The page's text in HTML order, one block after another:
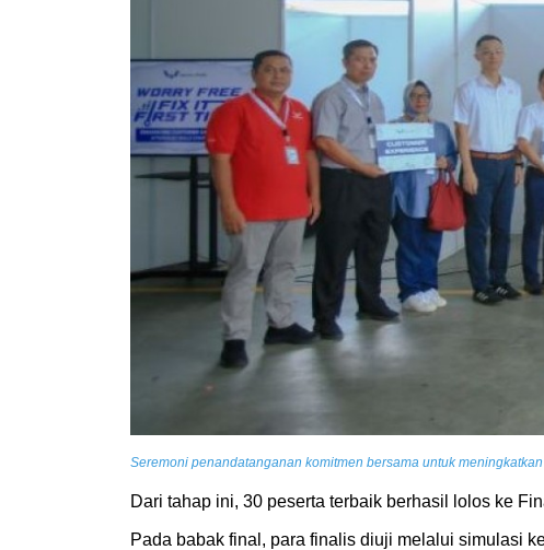
Seremoni penandatanganan komitmen bersama untuk
Dari tahap ini, 30 peserta terbaik berhasil lolos ke
Pada babak final, para finalis diuji melalui simulasi